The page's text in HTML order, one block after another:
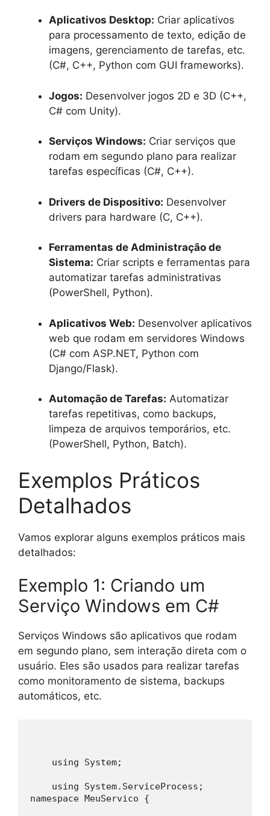
Aplicativos Desktop: Criar aplicativos
para processamento de texto, edição de
imagens, gerenciamento de tarefas, etc.
(C#, C++, Python com GUI frameworks).
Jogos: Desenvolver jogos 2D e 3D (C++,
C# com Unity).
Serviços Windows: Criar serviços que
rodam em segundo plano para realizar
tarefas específicas (C#, C++).
Drivers de Dispositivo: Desenvolver
drivers para hardware (C, C++).
Ferramentas de Administração de
Sistema: Criar scripts e ferramentas para
automatizar tarefas administrativas
(PowerShell, Python).
Aplicativos Web: Desenvolver aplicativos
web que rodam em servidores Windows
(C# com ASP.NET, Python com
Django/Flask).
Automação de Tarefas: Automatizar
tarefas repetitivas, como backups,
limpeza de arquivos temporários, etc.
(PowerShell, Python, Batch).
Exemplos Práticos
Detalhados
Vamos explorar alguns exemplos práticos mais
detalhados:
Exemplo 1: Criando um
Serviço Windows em C#
Serviços Windows são aplicativos que rodam
em segundo plano, sem interação direta com o
usuário. Eles são usados para realizar tarefas
como monitoramento de sistema, backups
automáticos, etc.
    using System;
    using System.ServiceProcess;
namespace MeuServico {